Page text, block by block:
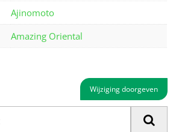
Ajinomoto
Amazing Oriental
Wijziging doorgeven